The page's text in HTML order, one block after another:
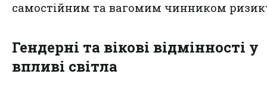
самостійним та вагомим чинником
Гендерні та вікові відмінності у
впливі світла